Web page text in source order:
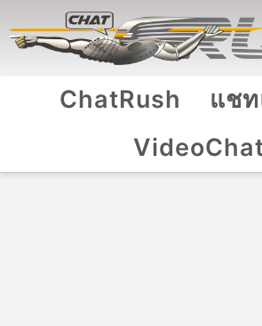
ChatRush
แช